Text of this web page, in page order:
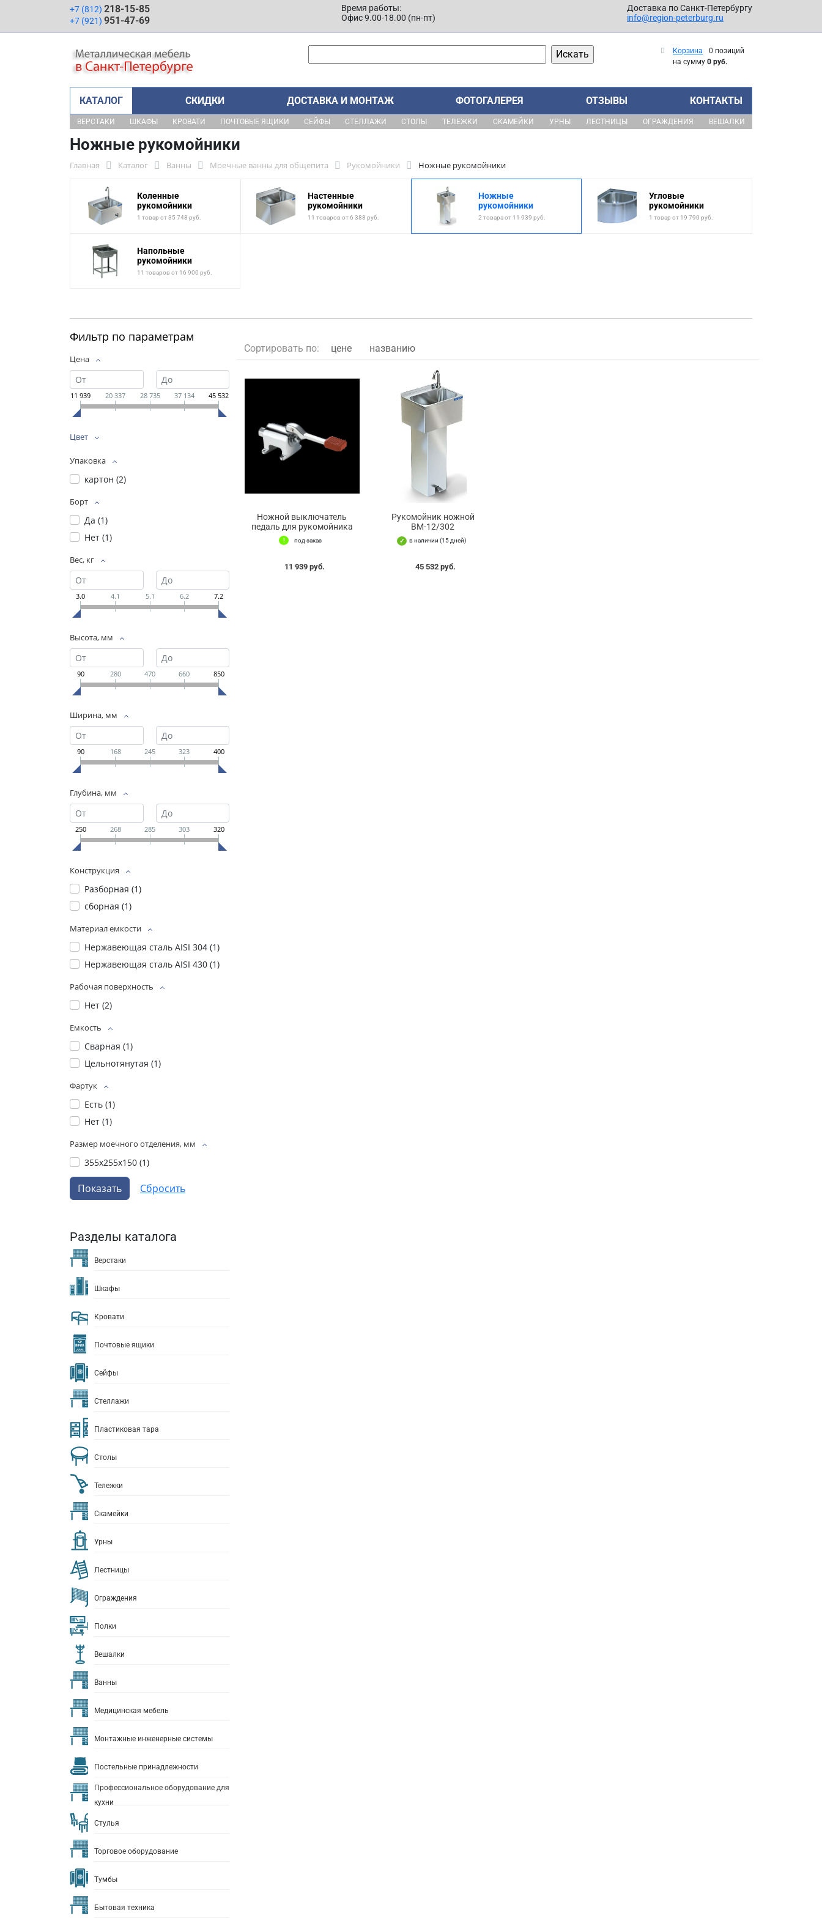
+7 (812) 218-15-85
+7 (921) 951-47-69
Время работы:
Офис 9.00-18.00 (пн-пт)
Доставка по Санкт-Петербургу
info@region-peterburg.ru
Корзина
0 позиций
на сумму 0 руб.
КАТАЛОГ СКИДКИ ДОСТАВКА И МОНТАЖ ФОТОГАЛЕРЕЯ ОТЗЫВЫ КОНТАКТЫ
ВЕРСТАКИ ШКАФЫ КРОВАТИ ПОЧТОВЫЕ ЯЩИКИ СЕЙФЫ СТЕЛЛАЖИ СТОЛЫ ТЕЛЕЖКИ СКАМЕЙКИ УРНЫ ЛЕСТНИЦЫ ОГРАЖДЕНИЯ ВЕШАЛКИ
Ножные рукомойники
Главная Каталог Ванны Моечные ванны для общепита Рукомойники Ножные рукомойники
Коленные
рукомойники
1 товар от 35 748 руб.
Настенные
рукомойники
11 товаров от 6 388 руб.
Ножные
рукомойники
2 товара от 11 939 руб.
Угловые
рукомойники
1 товар от 19 790 руб.
Напольные
рукомойники
11 товаров от 16 900 руб.
Фильтр по параметрам
Цена
11 939 20 337 28 735 37 134 45 532
Цвет
Упаковка
картон (2)
Борт
Да (1)
Нет (1)
Вес, кг
3.0 4.1 5.1 6.2 7.2
Высота, мм
90 280 470 660 850
Ширина, мм
90 168 245 323 400
Глубина, мм
250 268 285 303 320
Конструкция
Разборная (1)
сборная (1)
Материал емкости
Нержавеющая сталь AISI 304 (1)
Нержавеющая сталь AISI 430 (1)
Рабочая поверхность
Нет (2)
Емкость
Сварная (1)
Цельнотянутая (1)
Фартук
Есть (1)
Нет (1)
Размер моечного отделения, мм
355х255х150 (1)
Разделы каталога
Верстаки
Шкафы
Кровати
Почтовые ящики
Сейфы
Стеллажи
Пластиковая тара
Столы
Тележки
Скамейки
Урны
Лестницы
Ограждения
Полки
Вешалки
Ванны
Медицинская мебель
Монтажные инженерные системы
Постельные принадлежности
Профессиональное оборудование для
кухни
Стулья
Торговое оборудование
Тумбы
Бытовая техника
Сортировать по: цене названию
Ножной выключатель
педаль для рукомойника
под заказ
11 939 руб.
Рукомойник ножной
ВМ-12/302
в наличии (15 дней)
45 532 руб.